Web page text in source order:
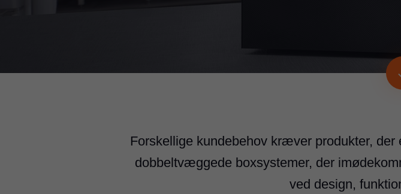
Forskellige kundebehov kræver produkter,
dobbeltvæggede boxsystemer, der
ved design,